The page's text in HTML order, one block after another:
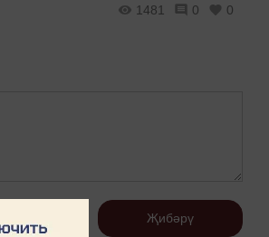
1481 0 0
Җибәрү